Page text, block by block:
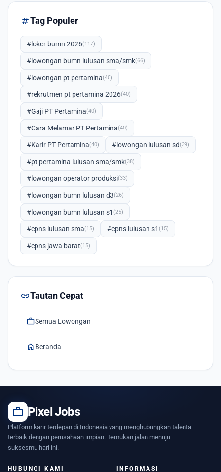
tagTag Populer
#loker bumn 2026(117)
#lowongan bumn lulusan sma/smk(66)
#lowongan pt pertamina(40)
#rekrutmen pt pertamina 2026(40)
#Gaji PT Pertamina(40)
#Cara Melamar PT Pertamina(40)
#Karir PT Pertamina(40) #lowongan lulusan sd(39)
#pt pertamina lulusan sma/smk(38)
#lowongan operator produksi(33)
#lowongan bumn lulusan d3(26)
#lowongan bumn lulusan s1 (25)
#cpns lulusan sma(15) #cpns lulusan s1 (15)
#cpns jawa barat(15)
linkTautan Cepat
workSemua Lowongan
home Beranda
work Pixel Jobs
Platform karir terdepan di Indonesia yang menghubungkan talenta
terbaik dengan perusahaan impian. Temukan jalan menuju
suksesmu hari ini.
HUBUNGI KAMI INFORMASI